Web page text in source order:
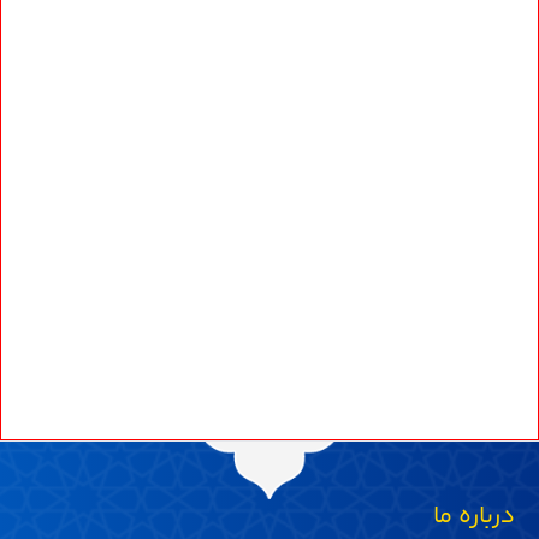
درباره ما